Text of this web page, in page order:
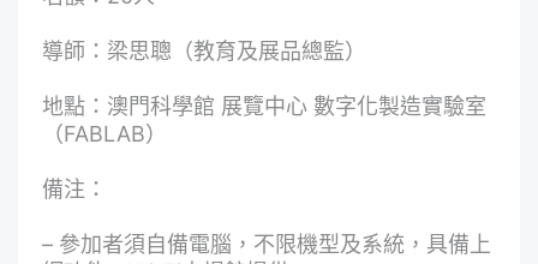
導師：梁思聰（教育及展品總監）
地點：澳門科學館 展覽中心 數字化製造實驗室
（FABLAB）
備注：
– 參加者須自備電腦，不限機型及系統，具備上